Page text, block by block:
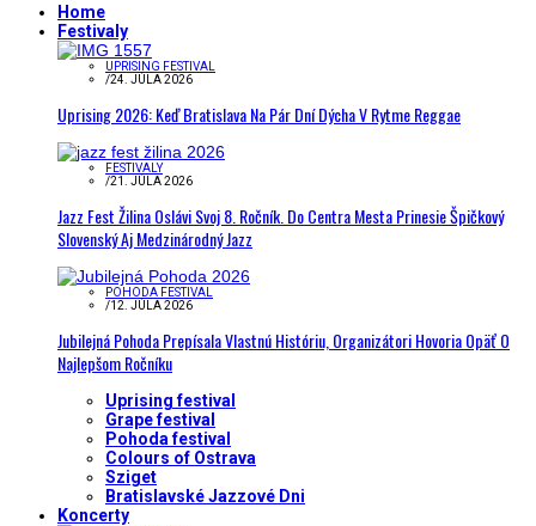
Home
Festivaly
UPRISING FESTIVAL
/24. JÚLA 2026
Uprising 2026: Keď Bratislava Na Pár Dní Dýcha V Rytme Reggae
FESTIVALY
/21. JÚLA 2026
Jazz Fest Žilina Oslávi Svoj 8. Ročník. Do Centra Mesta Prinesie Špičkový
Slovenský Aj Medzinárodný Jazz
POHODA FESTIVAL
/12. JÚLA 2026
Jubilejná Pohoda Prepísala Vlastnú Históriu, Organizátori Hovoria Opäť O
Najlepšom Ročníku
Uprising festival
Grape festival
Pohoda festival
Colours of Ostrava
Sziget
Bratislavské Jazzové Dni
Koncerty